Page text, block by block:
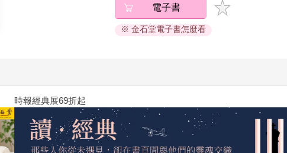
電子書
※ 金石堂電子書怎麼看